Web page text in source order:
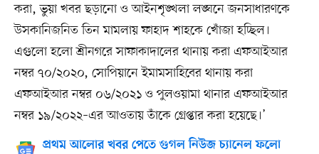
করা, ভুয়া খবর ছড়ানো ও আইনশৃঙ্খলা লঙ্ঘনে জনসাধারণকে
উসকানিজনিত তিন মামলায় ফাহাদ শাহকে খোঁজা হচ্ছিল।
এগুলো হলো শ্রীনগরে সাফাকাদালের থানায় করা এফআইআর
নম্বর ৭০/২০২০, সোপিয়ানে ইমামসাহিবের থানায় করা
এফআইআর নম্বর ০৬/২০২১ ও পুলওয়ামা থানার এফআইআর
নম্বর ১৯/২০২২–এর আওতায় তাঁকে গ্রেপ্তার করা হয়েছে।’
প্রথম আলোর খবর পেতে গুগল নিউজ চ্যানেল ফলো